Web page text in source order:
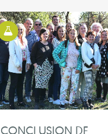
Territoires d'Expérimentations
CONCLUSION DE